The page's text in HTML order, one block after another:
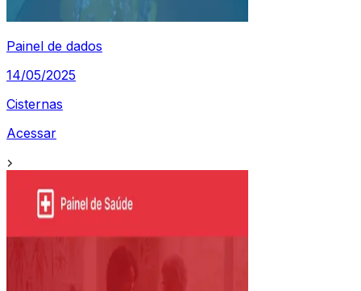
Painel de dados
14/05/2025
Cisternas
Acessar